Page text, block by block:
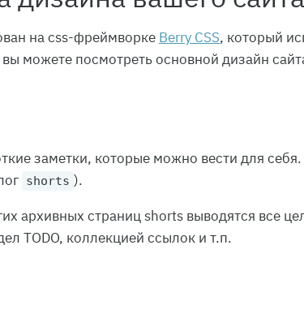
на css-фреймворке Berry CSS, который
вы можете посмотреть основной дизайн
заметки, которые можно вести для
shorts ).
архивных страниц shorts выводятся все
TODO, коллекцией ссылок и т.п.